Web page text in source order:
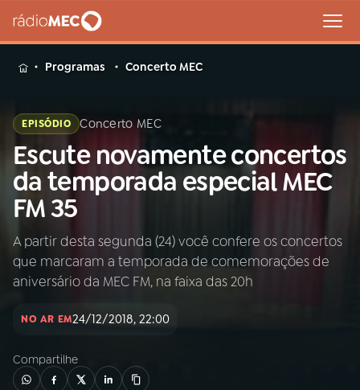
MENU
Buscar
na
Rádio
MEC
Buscar
Início AO VIVO
Programas Concerto MEC
EPISÓDIO Concerto MEC
Escute novamente concertos
da temporada especial MEC
FM 35
A partir desta segunda (24) você confere os concertos
que marcaram a temporada de comemorações de
aniversário da MEC FM, na faixa das 20h
NO AR EM24/12/2018, 22:00
Compartilhe